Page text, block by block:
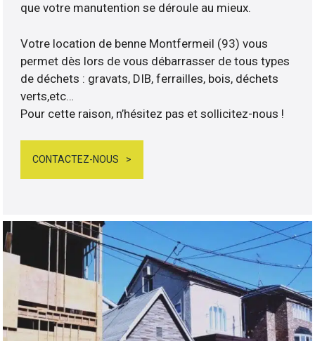
que votre manutention se déroule au mieux.
Votre location de benne Montfermeil (93) vous
permet dès lors de vous débarrasser de tous types
de déchets : gravats, DIB, ferrailles, bois, déchets
verts,etc…
Pour cette raison, n’hésitez pas et sollicitez-nous !
CONTACTEZ-NOUS